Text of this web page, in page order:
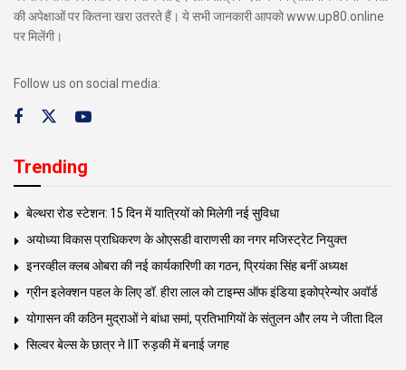
की अपेक्षाओं पर कितना खरा उतरते हैं। ये सभी जानकारी आपको www.up80.online
पर मिलेंगी।
Follow us on social media:
Trending
बेल्थरा रोड स्टेशन: 15 दिन में यात्रियों को मिलेगी नई सुविधा
अयोध्या विकास प्राधिकरण के ओएसडी वाराणसी का नगर मजिस्ट्रेट नियुक्त
इनरव्हील क्लब ओबरा की नई कार्यकारिणी का गठन, प्रियंका सिंह बनीं अध्यक्ष
ग्रीन इलेक्शन पहल के लिए डॉ. हीरा लाल को टाइम्स ऑफ इंडिया इकोप्रेन्योर अवॉर्ड
योगासन की कठिन मुद्राओं ने बांधा समां, प्रतिभागियों के संतुलन और लय ने जीता दिल
सिल्वर बेल्स के छात्र ने IIT रुड़की में बनाई जगह